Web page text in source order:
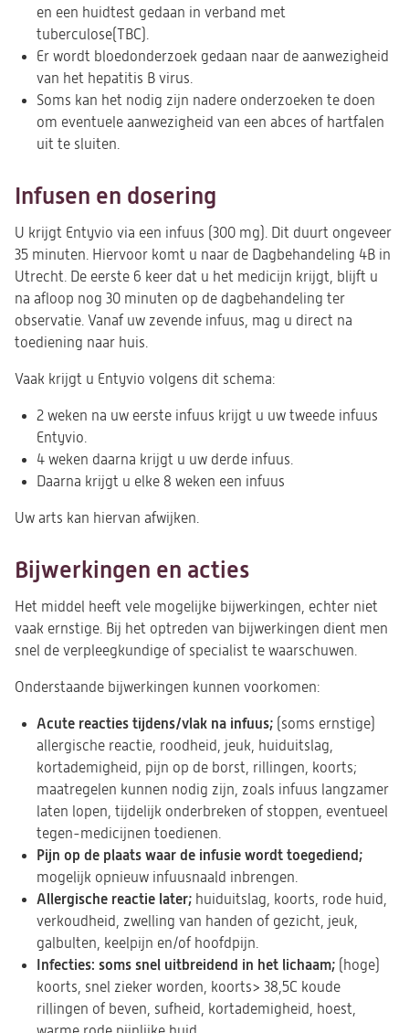
en een huidtest gedaan in verband met
tuberculose(TBC).
Er wordt bloedonderzoek gedaan naar de aanwezigheid
van het hepatitis B virus.
Soms kan het nodig zijn nadere onderzoeken te doen
om eventuele aanwezigheid van een abces of hartfalen
uit te sluiten.
Infusen en dosering
U krijgt Entyvio via een infuus (300 mg). Dit duurt ongeveer
35 minuten. Hiervoor komt u naar de Dagbehandeling 4B in
Utrecht. De eerste 6 keer dat u het medicijn krijgt, blijft u
na afloop nog 30 minuten op de dagbehandeling ter
observatie. Vanaf uw zevende infuus, mag u direct na
toediening naar huis.
Vaak krijgt u Entyvio volgens dit schema:
2 weken na uw eerste infuus krijgt u uw tweede infuus
Entyvio.
4 weken daarna krijgt u uw derde infuus.
Daarna krijgt u elke 8 weken een infuus
Uw arts kan hiervan afwijken.
Bijwerkingen en acties
Het middel heeft vele mogelijke bijwerkingen, echter niet
vaak ernstige. Bij het optreden van bijwerkingen dient men
snel de verpleegkundige of specialist te waarschuwen.
Onderstaande bijwerkingen kunnen voorkomen:
Acute reacties tijdens/vlak na infuus; (soms ernstige)
allergische reactie, roodheid, jeuk, huiduitslag,
kortademigheid, pijn op de borst, rillingen, koorts;
maatregelen kunnen nodig zijn, zoals infuus langzamer
laten lopen, tijdelijk onderbreken of stoppen, eventueel
tegen-medicijnen toedienen.
Pijn op de plaats waar de infusie wordt toegediend;
mogelijk opnieuw infuusnaald inbrengen.
Allergische reactie later; huiduitslag, koorts, rode huid,
verkoudheid, zwelling van handen of gezicht, jeuk,
galbulten, keelpijn en/of hoofdpijn.
Infecties: soms snel uitbreidend in het lichaam;
(hoge)
koorts, snel zieker worden, koorts> 38,5C koude
rillingen of beven, sufheid, kortademigheid, hoest,